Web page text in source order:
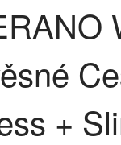
+